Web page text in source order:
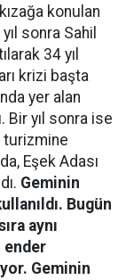
konulan
sonra Sahil
34 yıl
krizi başta
yer alan
Bir yıl sonra ise
turizmine
Eşek Adası
Geminin
Bugün
aynı
ender
Geminin